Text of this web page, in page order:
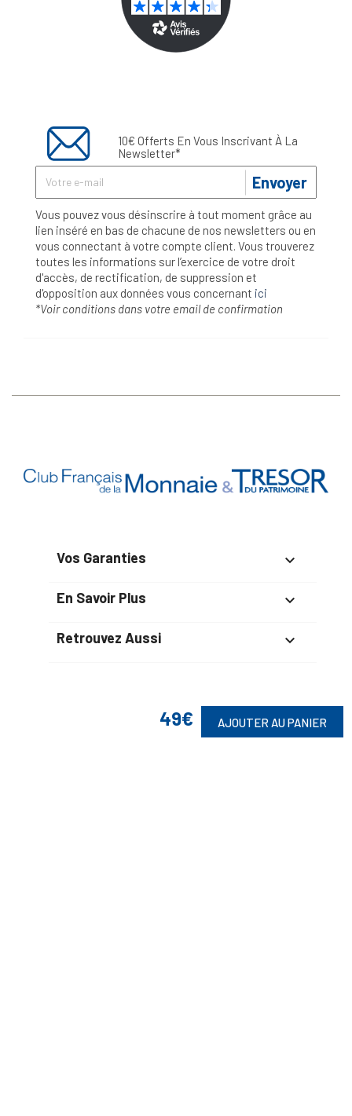
49€ AJOUTER AU PANIER
10€ Offerts En Vous Inscrivant À La
Newsletter*
Envoyer
Vous pouvez vous désinscrire à tout moment grâce au
lien inséré en bas de chacune de nos newsletters ou en
vous connectant à votre compte client. Vous trouverez
toutes les informations sur l’exercice de votre droit
d'accès, de rectification, de suppression et
d'opposition aux données vous concernant ici
*Voir conditions dans votre email de confirmation
Vos Garanties 
En Savoir Plus 
Retrouvez Aussi 
Suivez-Nous